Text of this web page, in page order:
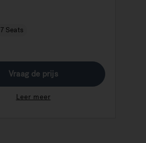
7 Seats
Vraag de prijs
Leer meer